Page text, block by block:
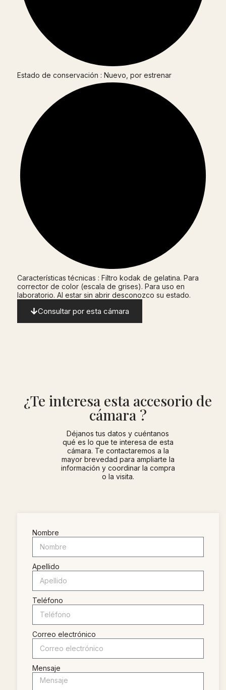
Estado de conservación : Nuevo, por estrenar
Características técnicas : Filtro kodak de gelatina. Para
corrector de color (escala de grises). Para uso en
laboratorio. Al estar sin abrir desconozco su estado.
Consultar por esta cámara
¿Te interesa esta accesorio de
cámara ?
Déjanos tus datos y cuéntanos
qué es lo que te interesa de esta
cámara. Te contactaremos a la
mayor brevedad para ampliarte la
información y coordinar la compra
o la visita.
Nombre
Apellido
Teléfono
Correo electrónico
Mensaje